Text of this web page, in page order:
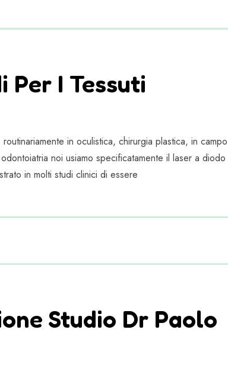
Per I Tessuti
in oculistica, chirurgia plastica, in campo
noi usiamo specificatamente il laser a diodo
in molti studi clinici di essere
Studio Dr Paolo